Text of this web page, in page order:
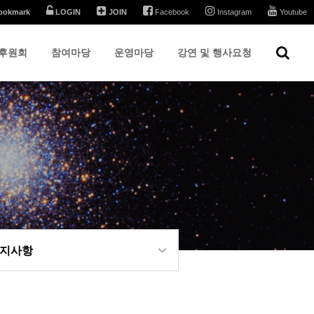
LOGIN JOIN Facebook Instagram Youtube
원회 참여마당 운영마당 강연 및 행사요청
사항